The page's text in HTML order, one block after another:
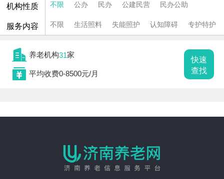
机构性质 不限 公办 民办 公建民营 民办公助
服务内容 不限 生活照料 失能照护 认知障碍 专护特护
 养老机构31家
 平均收费0-8500元/月
快速
查找